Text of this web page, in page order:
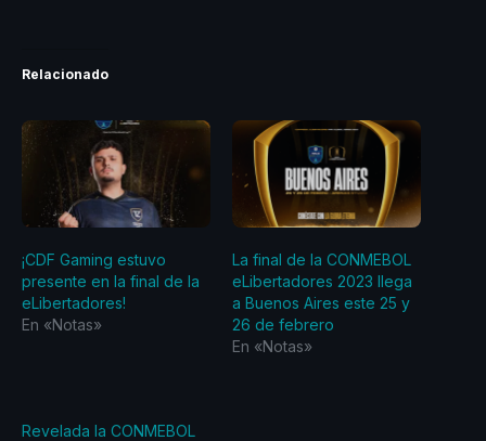
Relacionado
¡CDF Gaming estuvo
presente en la final de la
eLibertadores!
En «Notas»
La final de la CONMEBOL
eLibertadores 2023 llega
a Buenos Aires este 25 y
26 de febrero
En «Notas»
Revelada la CONMEBOL